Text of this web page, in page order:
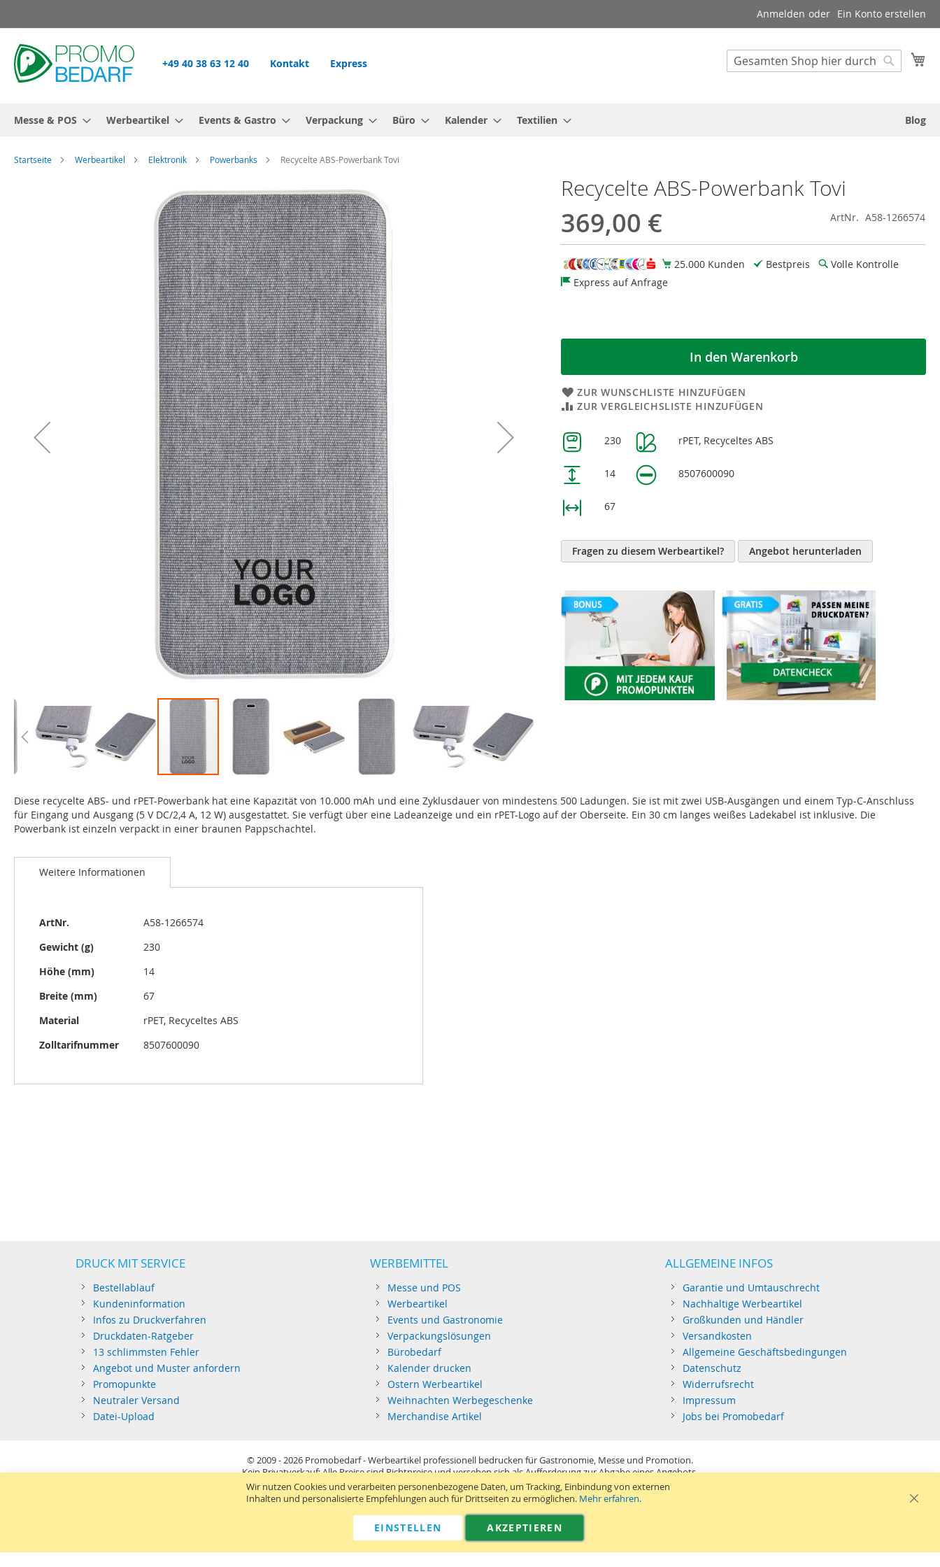
Inhalt
springen
Anmelden Ein Konto erstellen
Suche
Suche
+49 40 38 63 12 40 Kontakt Express
Messe & POS Werbeartikel Events & Gastro Verpackung Büro Kalender Textilien Blog
Startseite Werbeartikel Elektronik Powerbanks Recycelte ABS-Powerbank Tovi
Recycelte ABS-Powerbank Tovi
369,00 € ArtNr. A58-1266574
25.000 Kunden Bestpreis
Volle Kontrolle
Express auf Anfrage
In den Warenkorb
ZUR WUNSCHLISTE HINZUFÜGEN
ZUR VERGLEICHSLISTE HINZUFÜGEN
Weitere
Informationen
230 rPET, Recyceltes ABS
14 8507600090
67
Fragen zu diesem Werbeartikel? Angebot herunterladen
Anfang
der
Bildgalerie
Diese recycelte ABS- und rPET-Powerbank hat eine Kapazität von 10.000 mAh und eine Zyklusdauer von mindestens 500 Ladungen. Sie ist mit zwei USB-Ausgängen und einem Typ-C-Anschluss
für Eingang und Ausgang (5 V DC/2,4 A, 12 W) ausgestattet. Sie verfügt über eine Ladeanzeige und ein rPET-Logo auf der Oberseite. Ein 30 cm langes weißes Ladekabel ist inklusive. Die
Powerbank ist einzeln verpackt in einer braunen Pappschachtel.
Weitere Informationen
Weitere
ArtNr.
A58-1266574
Gewicht (g)
230
Höhe (mm)
14
Breite (mm)
67
Material
rPET, Recyceltes ABS
Zolltarifnummer
8507600090
DRUCK MIT SERVICE
Bestellablauf
Kundeninformation
Infos zu Druckverfahren
Druckdaten-Ratgeber
13 schlimmsten Fehler
Angebot und Muster anfordern
Promopunkte
Neutraler Versand
Datei-Upload
WERBEMITTEL
Messe und POS
Werbeartikel
Events und Gastronomie
Verpackungslösungen
Bürobedarf
Kalender drucken
Ostern Werbeartikel
Weihnachten Werbegeschenke
Merchandise Artikel
ALLGEMEINE INFOS
Garantie und Umtauschrecht
Nachhaltige Werbeartikel
Großkunden und Händler
Versandkosten
Allgemeine Geschäftsbedingungen
Datenschutz
Widerrufsrecht
Impressum
Jobs bei Promobedarf
© 2009 - 2026Promobedarf - Werbeartikel professionell bedrucken für Gastronomie, Messe und Promotion.
Kein Privatverkauf: Alle Preise sind Richtpreise und versehen sich als Aufforderung zur Abgabe eines Angebots.
Sie richten sich nur an gewerblichen Bedarf (§14 BGB) im Sinne der Preisangabenverordnung und verstehen sich netto zzgl. MwSt. USB-Sticks: Tagespreise ggf. zzgl. Druckkosten und GEMA.
Standard-Versand erfolgt kostenlos (Deutsches Festland).
Telefon:040 38 63 12 40 Kontaktformular
Wir nutzen Cookies und verarbeiten personenbezogene Daten, um Tracking, Einbindung von externen
Inhalten und personalisierte Empfehlungen auch für Drittseiten zu ermöglichen. Mehr erfahren.
AKZEPTIEREN
EINSTELLEN